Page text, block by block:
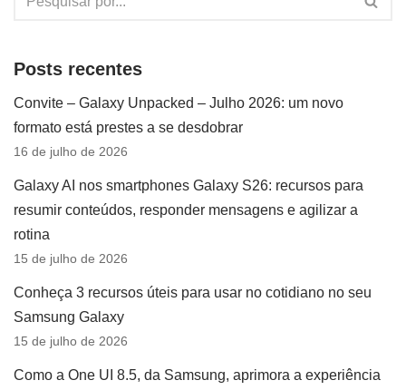
Posts recentes
Convite – Galaxy Unpacked – Julho 2026: um novo
formato está prestes a se desdobrar
16 de julho de 2026
Galaxy AI nos smartphones Galaxy S26: recursos para
resumir conteúdos, responder mensagens e agilizar a
rotina
15 de julho de 2026
Conheça 3 recursos úteis para usar no cotidiano no seu
Samsung Galaxy
15 de julho de 2026
Como a One UI 8.5, da Samsung, aprimora a experiência